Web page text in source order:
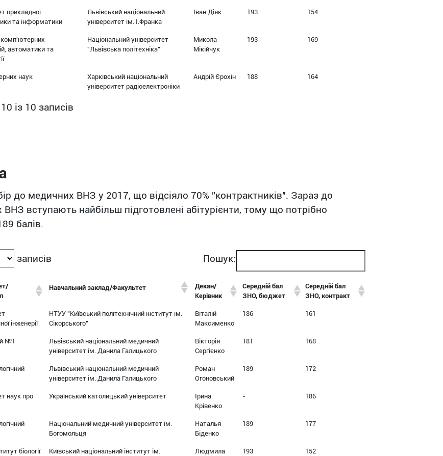
прикладної
та інформатики
Львівський національний
університет ім. І.Франка
Іван Діяк 193 154
комп'ютерних
автоматики та
Національний університет
"Львівська політехніка"
Микола
Мікійчук
193 169
наук
Харківський національний
університет радіоелектроніки
Андрій Єрохін 188 164
із 10 записів
до медичних ВНЗ у 2017, що відсіяло 70% "контрактників". Зараз до
вступають найбільш підготовлені абітурієнти, тому що потрібно
балів.
записів Пошук:
Навчальний заклад/Факультет
Декан/
Керівник
Середній бал
ЗНО, бюджет
Середній бал
ЗНО, контракт
інженерії
НТУУ "Київський політехнічний інститут ім.
Сікорського"
Віталій
Максименко
186 161
№1
Львівський національний медичний
університет ім. Данила Галицького
Вікторія
Сергієнко
181 168
Львівський національний медичний
університет ім. Данила Галицького
Роман
Огоновський
189 172
наук про
Український католицький університет
Ірина
Крівенко
- 186
Національний медичний університет ім.
Богомольця
Наталья
Біденко
189 177
біології
Київський національний інститут ім.
Людмила
193 152